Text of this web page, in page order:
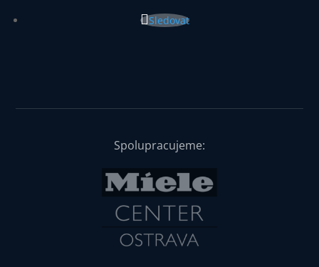
Sledovat
Spolupracujeme: